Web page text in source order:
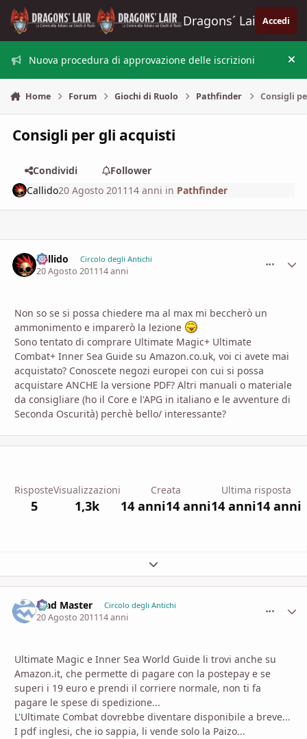
Vai al contenuto
Dragons´ Lair Accedi
Nuova procedura di approvazione delle iscrizioni
Home Forum Giochi di Ruolo Pathfinder Consigli
Consigli per gli acquisti
Condividi
Follower
Callido20 Agosto 2011 14 anni in Pathfinder
Callido Circolo degli Antichi
20 Agosto 201114 anni
Non so se si possa chiedere ma al max mi beccherò un
ammonimento e imparerò la lezione
Sono tentato di comprare Ultimate Magic+ Ultimate
Combat+ Inner Sea Guide su Amazon.co.uk, voi ci avete mai
acquistato? Conoscete negozi europei con cui si possa
acquistare ANCHE la versione PDF? Altri manuali o materiale
da consigliare (ho il Core e l'APG in italiano e le avventure di
Seconda Oscurità) perchè bello/ interessante?
Risposte
5
Visualizzazioni
1,3k
Creata
14 anni14 anni
Ultima risposta
14 anni14 anni
Espandi panoramica del topic
Mad Master Circolo degli Antichi
20 Agosto 201114 anni
Ultimate Magic e Inner Sea World Guide li trovi anche su
Amazon.it, che permette di pagare con la postepay e se
superi i 19 euro e prendi il corriere normale, non ti fa
pagare le spese di spedizione...
L'Ultimate Combat dovrebbe diventare disponibile a breve...
I pdf inglesi, che io sappia, li vende solo la Paizo...